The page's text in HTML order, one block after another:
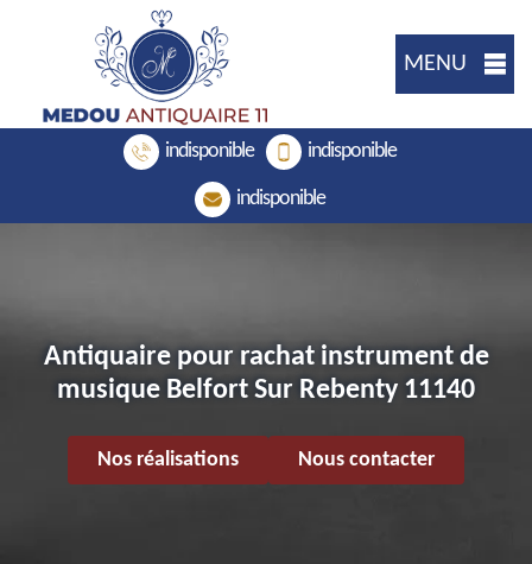
MENU
indisponible indisponible
indisponible
Antiquaire pour rachat instrument de
musique Belfort Sur Rebenty 11140
Nos réalisations Nous contacter